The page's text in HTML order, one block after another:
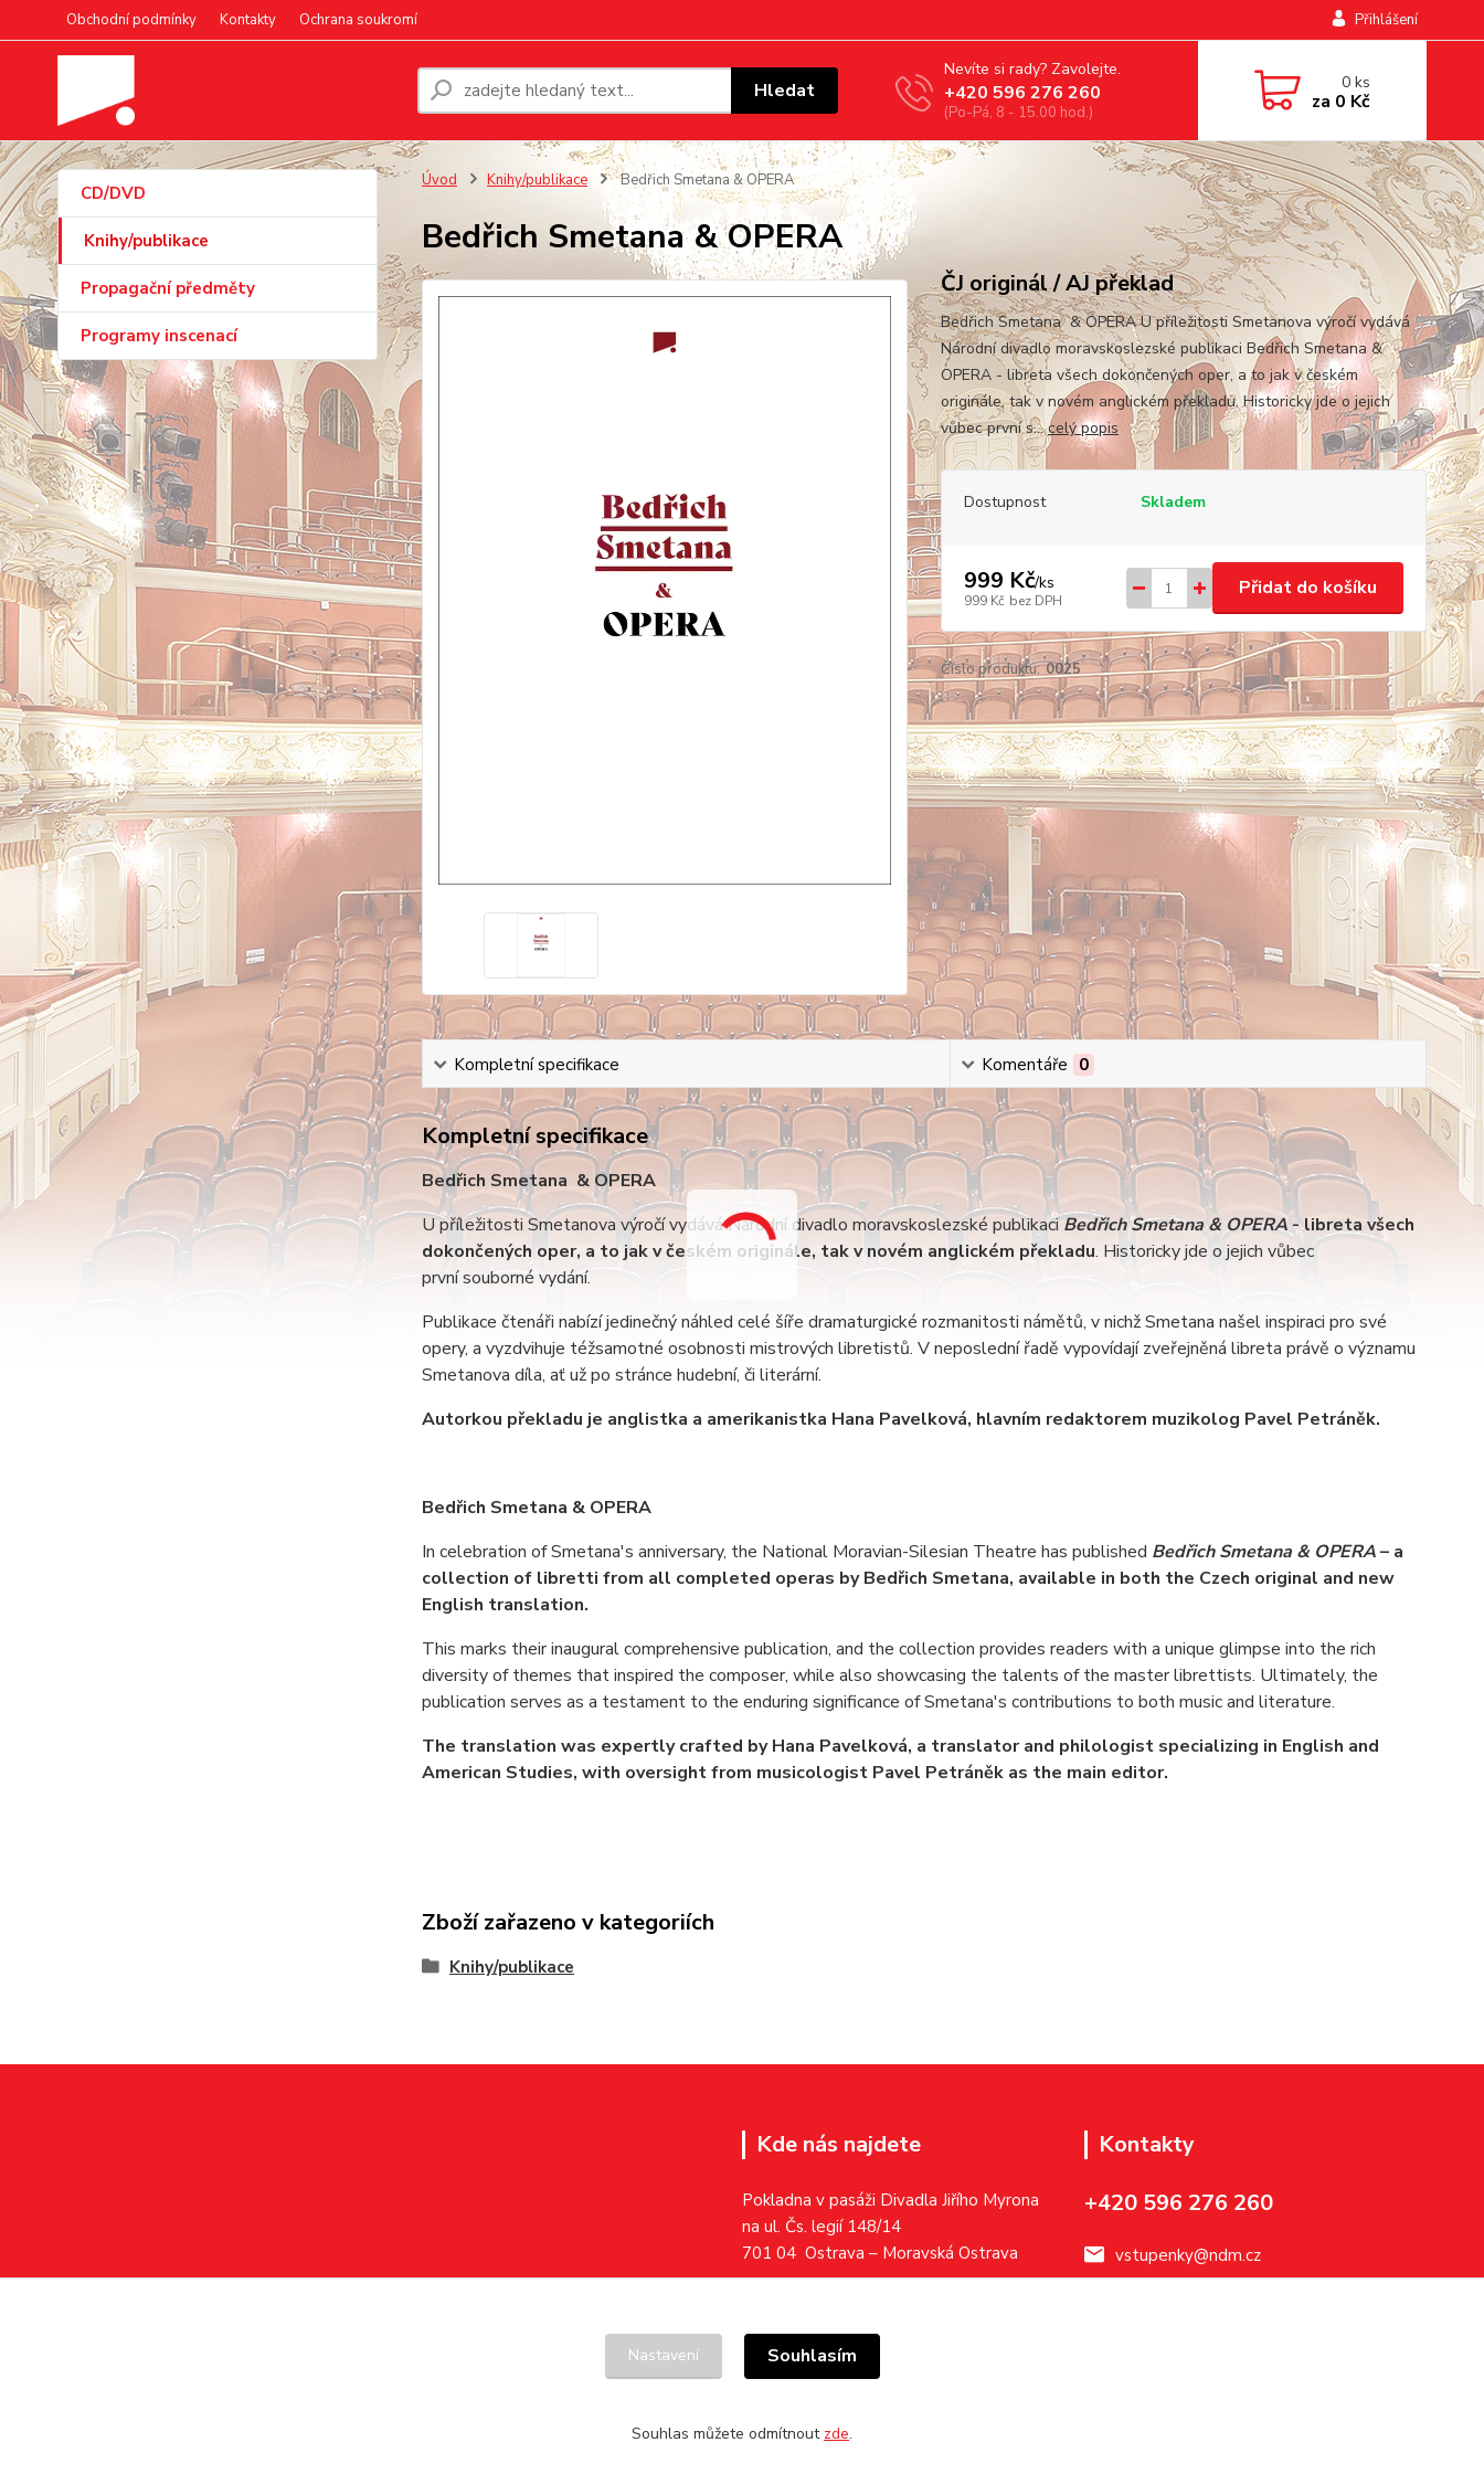
Obchodní podmínky Kontakty Ochrana soukromí Přihlášení
Hledat
Nevíte si rady? Zavolejte.
+420 596 276 260
(Po-Pá, 8 - 15.00 hod.)
0ks
za 0 Kč
CD/DVD
Knihy/publikace
Propagační předměty
Programy inscenací
Úvod Knihy/publikace Bedřich Smetana & OPERA
Bedřich Smetana & OPERA
ČJ originál / AJ překlad
Bedřich Smetana & OPERA U příležitosti Smetanova výročí vydává
Národní divadlo moravskoslezské publikaci Bedřich Smetana &
OPERA - libreta všech dokončených oper, a to jak v českém
originále, tak v novém anglickém překladu. Historicky jde o jejich
vůbec první s...celý popis
Dostupnost Skladem
999 Kč/ks
999 Kč bez DPH
Přidat do košíku
Číslo produktu: 0025
Kompletní specifikace Komentáře 0
Kompletní specifikace
Bedřich Smetana & OPERA
U příležitosti Smetanova výročí vydává Národní divadlo moravskoslezské publikaciBedřich Smetana & OPERA - libreta všech
dokončených oper, a to jak v českém originále, tak v novém anglickém překladu. Historicky jde o jejich vůbec
první souborné vydání.
Publikace čtenáři nabízí jedinečný náhled celé šíře dramaturgické rozmanitosti námětů, v nichž Smetana našel inspiraci pro své
opery, a vyzdvihuje téžsamotné osobnosti mistrových libretistů. V neposlední řadě vypovídají zveřejněná libreta právě o významu
Smetanova díla, ať už po stránce hudební, či literární.
Autorkou překladu je anglistka a amerikanistka Hana Pavelková, hlavním redaktorem muzikolog Pavel Petráněk.
Bedřich Smetana & OPERA
In celebration of Smetana's anniversary, the National Moravian-Silesian Theatre has published Bedřich Smetana & OPERA– a
collection of libretti from all completed operas by Bedřich Smetana, available in both the Czech original and new
English translation.
This marks their inaugural comprehensive publication, and the collection provides readers with a unique glimpse into the rich
diversity of themes that inspired the composer, while also showcasing the talents of the master librettists. Ultimately, the
publication serves as a testament to the enduring significance of Smetana's contributions to both music and literature.
The translation was expertly crafted by Hana Pavelková, a translator and philologist specializing in English and
American Studies, with oversight from musicologist Pavel Petráněk as the main editor.
Zboží zařazeno v kategoriích
Knihy/publikace
Kde nás najdete
Pokladna v pasáži Divadla Jiřího Myrona
na ul. Čs. legií 148/14
701 04 Ostrava – Moravská Ostrava
Kontakty
+420 596 276 260
vstupenky@ndm.cz
Nastavení Souhlasím
Souhlas můžete odmítnout zde.